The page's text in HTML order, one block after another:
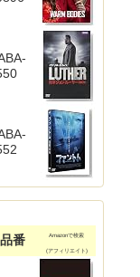
品番 Amazonで検索
(アフィリエイト)